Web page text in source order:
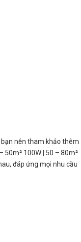
bạn nên tham khảo thêm
50m² 100W | 50 – 80m²
đáp ứng mọi nhu cầu